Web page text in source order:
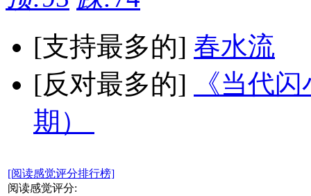
[支持最多的] 春水流
[反对最多的]
《当代
期）
[阅读感觉评分排行榜]
阅读感觉评分: